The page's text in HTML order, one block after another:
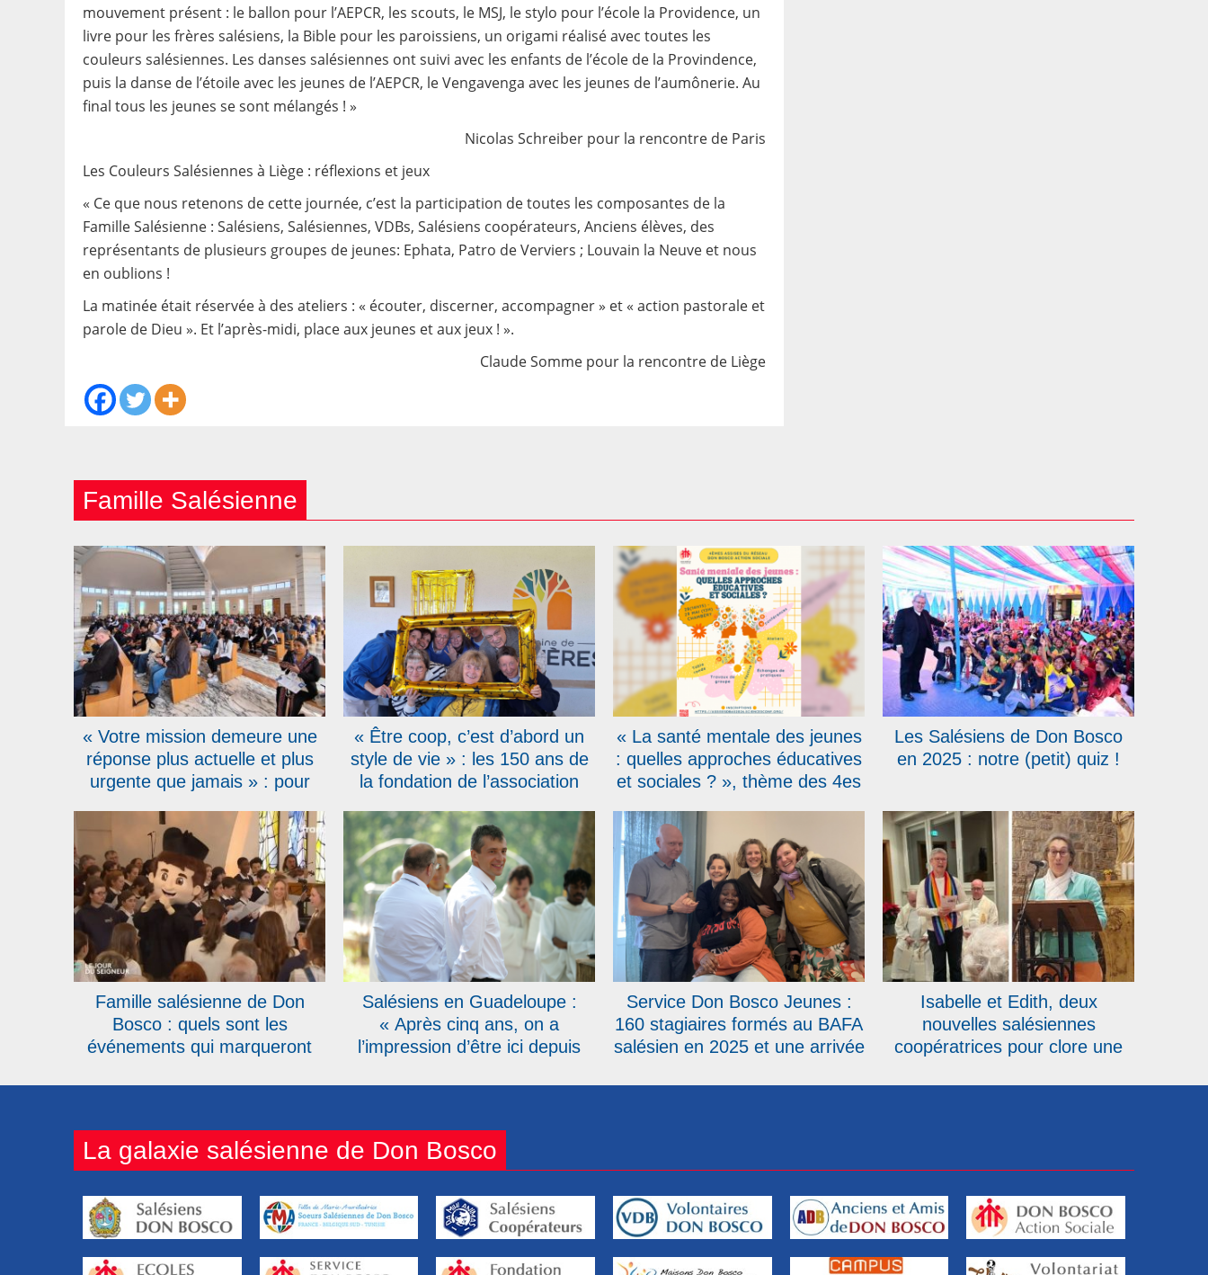
mouvement présent : le ballon pour l’AEPCR, les scouts, le MSJ, le stylo pour l’école la Providence, un
livre pour les frères salésiens, la Bible pour les paroissiens, un origami réalisé avec toutes les
couleurs salésiennes. Les danses salésiennes ont suivi avec les enfants de l’école de la Provindence,
puis la danse de l’étoile avec les jeunes de l’AEPCR, le Vengavenga avec les jeunes de l’aumônerie. Au
final tous les jeunes se sont mélangés ! »
Nicolas Schreiber pour la rencontre de Paris
Les Couleurs Salésiennes à Liège : réflexions et jeux
« Ce que nous retenons de cette journée, c’est la participation de toutes les composantes de la
Famille Salésienne : Salésiens, Salésiennes, VDBs, Salésiens coopérateurs, Anciens élèves, des
représentants de plusieurs groupes de jeunes: Ephata, Patro de Verviers ; Louvain la Neuve et nous
en oublions !
La matinée était réservée à des ateliers : « écouter, discerner, accompagner » et « action pastorale et
parole de Dieu ». Et l’après-midi, place aux jeunes et aux jeux ! ».
Claude Somme pour la rencontre de Liège
Famille Salésienne
« Votre mission demeure une
réponse plus actuelle et plus
urgente que jamais » : pour
Coopérateurs réunis à Rome
« Être coop, c’est d’abord un
style de vie » : les 150 ans de
la fondation de l’association
fêtés en Belgique
« La santé mentale des jeunes
: quelles approches éducatives
et sociales ? », thème des 4es
Les Salésiens de Don Bosco
en 2025 : notre (petit) quiz !
Famille salésienne de Don
Bosco : quels sont les
événements qui marqueront
Salésiens en Guadeloupe :
« Après cinq ans, on a
l’impression d’être ici depuis
Emmanuel Petit
Service Don Bosco Jeunes :
160 stagiaires formés au BAFA
salésien en 2025 et une arrivée
Isabelle et Edith, deux
nouvelles salésiennes
coopératrices pour clore une
La galaxie salésienne de Don Bosco